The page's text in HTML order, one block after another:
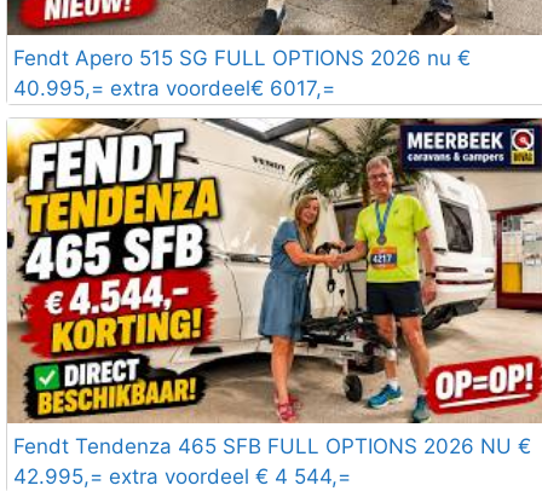
Fendt Apero 515 SG FULL OPTIONS 2026 nu €
40.995,= extra voordeel€ 6017,=
Fendt Tendenza 465 SFB FULL OPTIONS 2026 NU €
42.995,= extra voordeel € 4 544,=